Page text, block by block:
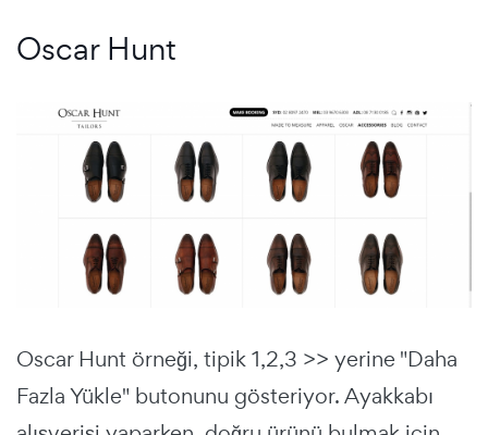
Oscar Hunt
Oscar Hunt örneği, tipik 1,2,3 >> yerine "Daha
Fazla Yükle" butonunu gösteriyor. Ayakkabı